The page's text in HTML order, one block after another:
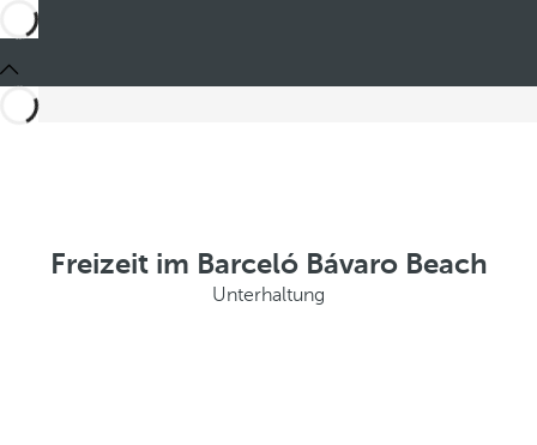
Freizeit im Barceló Bávaro Beach
Unterhaltung